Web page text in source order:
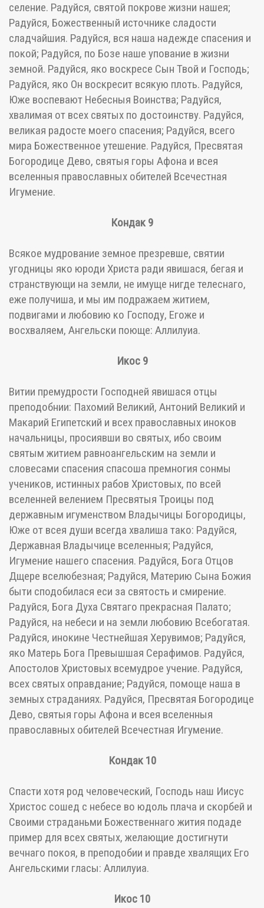
селение. Радуйся, святой покрове жизни нашея;
Радуйся, Божественный источнике сладости
сладчайшия. Радуйся, вся наша надежде спасения и
покой; Радуйся, по Бозе наше упование в жизни
земной. Радуйся, яко воскресе Сын Твой и Господь;
Радуйся, яко Он воскресит всякую плоть. Радуйся,
Юже воспевают Небесныя Воинства; Радуйся,
хвалимая от всех святых по достоинству. Радуйся,
великая радосте моего спасения; Радуйся, всего
мира Божественное утешение. Радуйся, Пресвятая
Богородице Дево, святыя горы Афона и всея
вселенныя православных обителей Всечестная
Игумение.
Кондак 9
Всякое мудрование земное презревше, святии
угодницы яко юроди Христа ради явишася, бегая и
странствующи на земли, не имуще нигде телеснаго,
еже получиша, и мы им подражаем житием,
подвигами и любовию ко Господу, Егоже и
восхваляем, Ангельски поюще: Аллилуиа.
Икос 9
Витии премудрости Господней явишася отцы
преподобнии: Пахомий Великий, Антоний Великий и
Макарий Египетский и всех православных иноков
начальницы, просиявши во святых, ибо своим
святым житием равноангельским на земли и
словесами спасения спасоша премногия сонмы
учеников, истинных рабов Христовых, по всей
вселенней велением Пресвятыя Троицы под
державным игуменством Владычицы Богородицы,
Юже от всея души всегда хвалиша тако: Радуйся,
Державная Владычице вселенныя; Радуйся,
Игумение нашего спасения. Радуйся, Бога Отцов
Дщере вселюбезная; Радуйся, Материю Сына Божия
быти сподобилася еси за святость и смирение.
Радуйся, Бога Духа Святаго прекрасная Палато;
Радуйся, на небеси и на земли любовию Всебогатая.
Радуйся, инокине Честнейшая Херувимов; Радуйся,
яко Матерь Бога Превышшая Серафимов. Радуйся,
Апостолов Христовых всемудрое учение. Радуйся,
всех святых оправдание; Радуйся, помоще наша в
земных страданиях. Радуйся, Пресвятая Богородице
Дево, святыя горы Афона и всея вселенныя
православных обителей Всечестная Игумение.
Кондак 10
Спасти хотя род человеческий, Господь наш Иисус
Христос сошед с небесе во юдоль плача и скорбей и
Своими страданьми Божественнаго жития подаде
пример для всех святых, желающие достигнути
вечнаго покоя, в преподобии и правде хвалящих Его
Ангельскими гласы: Аллилуиа.
Икос 10